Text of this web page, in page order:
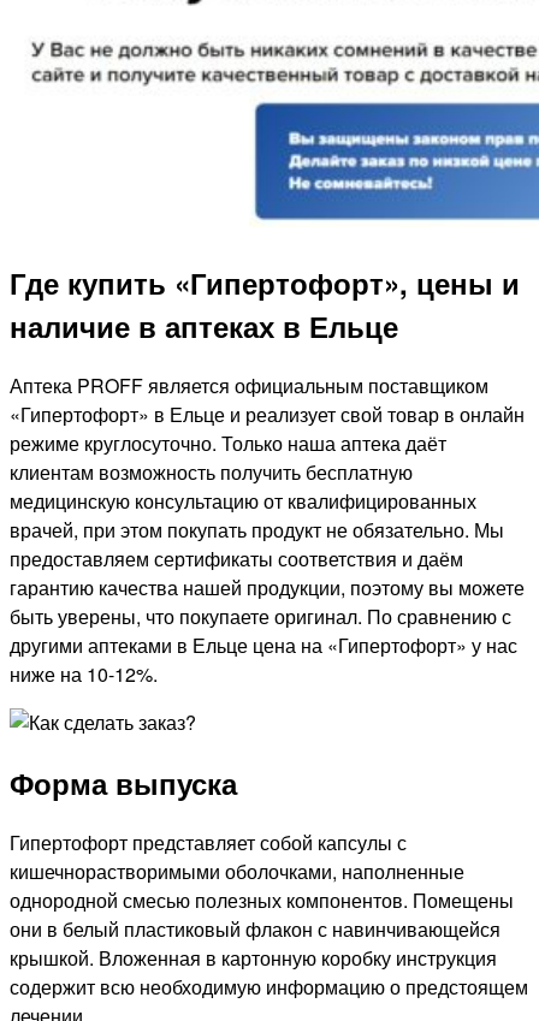
Где купить «Гипертофорт», цены и
наличие в аптеках в Ельце
Аптека PROFF является официальным поставщиком
«Гипертофорт» в Ельце и реализует свой товар в онлайн
режиме круглосуточно. Только наша аптека даёт
клиентам возможность получить бесплатную
медицинскую консультацию от квалифицированных
врачей, при этом покупать продукт не обязательно. Мы
предоставляем сертификаты соответствия и даём
гарантию качества нашей продукции, поэтому вы можете
быть уверены, что покупаете оригинал. По сравнению с
другими аптеками в Ельце цена на «Гипертофорт» у нас
ниже на 10-12%.
Форма выпуска
Гипертофорт представляет собой капсулы с
кишечнорастворимыми оболочками, наполненные
однородной смесью полезных компонентов. Помещены
они в белый пластиковый флакон с навинчивающейся
крышкой. Вложенная в картонную коробку инструкция
содержит всю необходимую информацию о предстоящем
лечении.